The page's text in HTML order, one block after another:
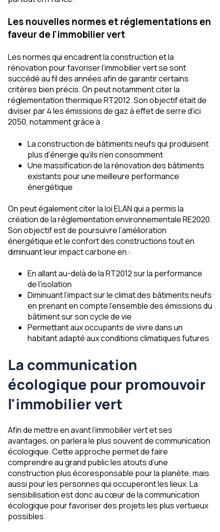
Les nouvelles normes et réglementations en
faveur de l'immobilier vert
Les normes qui encadrent la construction et la
rénovation pour favoriser l’immobilier vert se sont
succédé au fil des années afin de garantir certains
critères bien précis. On peut notamment citer la
réglementation thermique RT2012. Son objectif était de
diviser par 4 les émissions de gaz à effet de serre d’ici
2050, notamment grâce à :
La construction de bâtiments neufs qui produisent
plus d’énergie qu’ils n’en consomment
Une massification de la rénovation des bâtiments
existants pour une meilleure performance
énergétique
On peut également citer la loi ELAN qui a permis la
création de la réglementation environnementale RE2020.
Son objectif est de poursuivre l’amélioration
énergétique et le confort des constructions tout en
diminuant leur impact carbone en :
En allant au-delà de la RT2012 sur la performance
de l’isolation
Diminuant l’impact sur le climat des bâtiments neufs
en prenant en compte l’ensemble des émissions du
bâtiment sur son cycle de vie
Permettant aux occupants de vivre dans un
habitant adapté aux conditions climatiques futures
La communication
écologique pour promouvoir
l'immobilier vert
Afin de mettre en avant l’immobilier vert et ses
avantages, on parlera le plus souvent de communication
écologique. Cette approche permet de faire
comprendre au grand public les atouts d’une
construction plus écoresponsable pour la planète, mais
aussi pour les personnes qui occuperont les lieux. La
sensibilisation est donc au cœur de la communication
écologique pour favoriser des projets les plus vertueux
possibles.